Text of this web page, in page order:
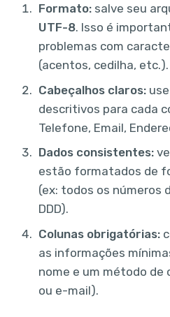
Formato: salve seu
UTF-8. Isso é
problemas com
(acentos, cedilha, etc.).
Cabeçalhos claros:
descritivos para cada
Telefone, Email,
Dados consistentes:
estão formatados de
(ex: todos os números
DDD).
Colunas obrigatórias:
as informações
nome e um método
ou e-mail).